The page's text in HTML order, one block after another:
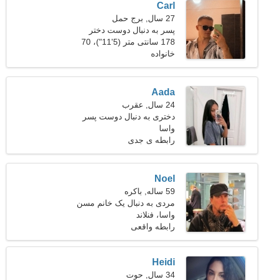
Carl
27 سال, برج حمل
پسر به دنبال دوست دختر
است 23-28
178 سانتی متر (5'11")، 70
کیلوگرم (154 پوند)
خانواده
Aada
24 سال, عقرب
دختری به دنبال دوست پسر
28-31
واسا
رابطه ی جدی
Noel
59 ساله, باکره
مردی به دنبال یک خانم مسن
واسا، فنلاند
رابطه واقعی
Heidi
34 سال, حوت